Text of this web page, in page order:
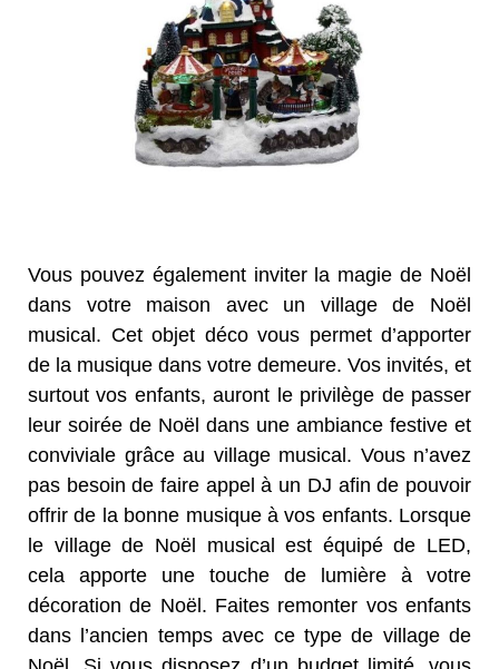
Vous pouvez également inviter la magie de Noël
dans votre maison avec un village de Noël
musical. Cet objet déco vous permet d’apporter
de la musique dans votre demeure. Vos invités, et
surtout vos enfants, auront le privilège de passer
leur soirée de Noël dans une ambiance festive et
conviviale grâce au village musical. Vous n’avez
pas besoin de faire appel à un DJ afin de pouvoir
offrir de la bonne musique à vos enfants. Lorsque
le village de Noël musical est équipé de LED,
cela apporte une touche de lumière à votre
décoration de Noël. Faites remonter vos enfants
dans l’ancien temps avec ce type de village de